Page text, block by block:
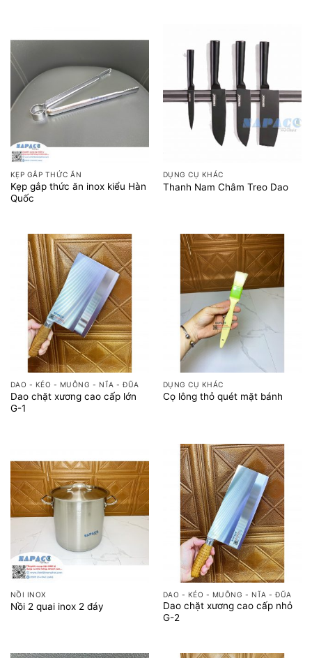
KẸP GẮP THỨC ĂN
Kẹp gắp thức ăn inox kiểu Hàn
Quốc
DỤNG CỤ KHÁC
Thanh Nam Châm Treo Dao
DAO - KÉO - MUỖNG - NĨA - ĐŨA
Dao chặt xương cao cấp lớn
G-1
DỤNG CỤ KHÁC
Cọ lông thỏ quét mặt bánh
NỒI INOX
Nồi 2 quai inox 2 đáy
DAO - KÉO - MUỖNG - NĨA - ĐŨA
Dao chặt xương cao cấp nhỏ
G-2